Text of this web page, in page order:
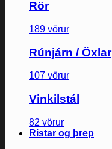
Rör
189 vörur
Rúnjárn / Öxlar
107 vörur
Vinkilstál
82 vörur
Ristar og þrep